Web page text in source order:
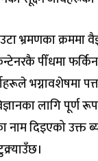
भ्रमणका क्रममा
पीँधमा
भग्नावशेषमा
लागि पूर्ण
नाम दिइएको उक्त